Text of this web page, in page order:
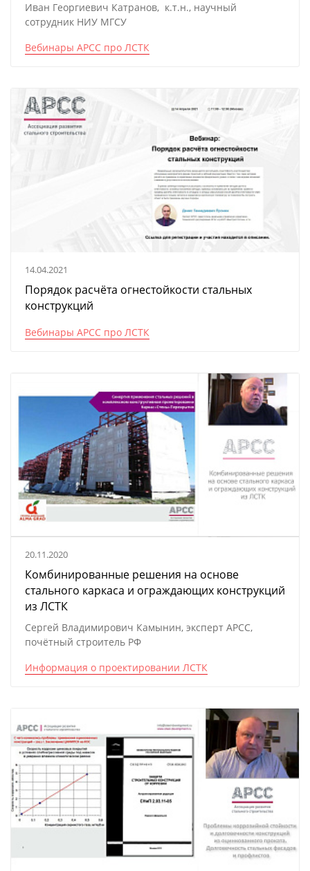
Иван Георгиевич Катранов, к.т.н., научный
сотрудник НИУ МГСУ
Вебинары АРСС про ЛСТК
14.04.2021
Порядок расчёта огнестойкости стальных
конструкций
Вебинары АРСС про ЛСТК
20.11.2020
Комбинированные решения на основе
стального каркаса и ограждающих конструкций
из ЛСТК
Сергей Владимирович Камынин, эксперт АРСС,
почётный строитель РФ
Информация о проектировании ЛСТК